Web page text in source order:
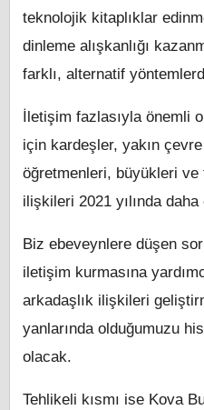
teknolojik kitaplıklar
dinleme alışkanlığı
farklı, alternatif
İletişim fazlasıyla önemli
için kardeşler, yakın
öğretmenleri, büyükleri ve
ilişkileri 2021 yılında
Biz ebeveynlere düşen
iletişim kurmasına
arkadaşlık ilişkileri
yanlarında olduğumuzu
olacak.
Tehlikeli kısmı ise Kova